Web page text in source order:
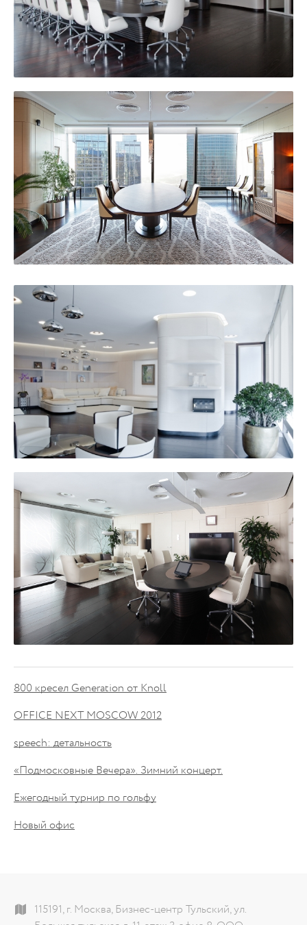
800 кресел Generation от Knoll
OFFICE NEXT MOSCOW 2012
speech: детальность
«Подмосковные Вечера». Зимний концерт.
Ежегодный турнир по гольфу
Новый офис
115191, г. Москва, Бизнес-центр Тульский, ул.